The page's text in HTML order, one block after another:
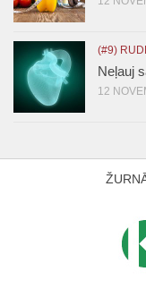
(#9)
Neļauj
12